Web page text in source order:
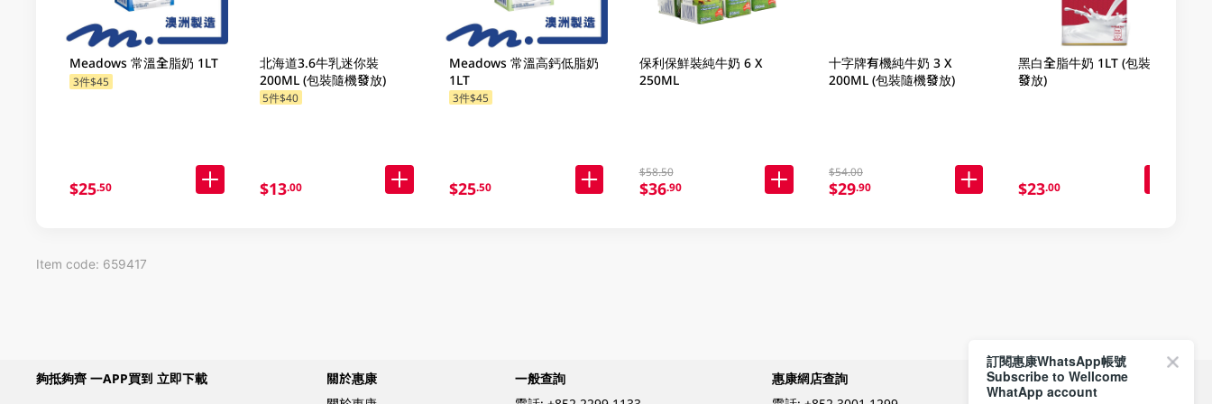
Meadows 常溫全脂奶 1LT
3件$45
$25.50
北海道3.6牛乳迷你裝
200ML (包裝隨機發放)
5件$40
$13.00
Meadows 常溫高鈣低脂奶
1LT
3件$45
$25.50
保利保鮮裝純牛奶 6 X
250ML
$58.50
$36.90
十字牌有機純牛奶 3 X
200ML (包裝隨機發放)
$54.00
$29.90
黑白全脂牛奶 1LT (包裝隨機
發放)
$23.00
Item code: 659417
夠抵夠齊 一APP買到 立即下載
關於惠康
一般查詢
惠康網店查詢
付款方式
訂閱惠康WhatsApp帳號
Subscribe to Wellcome
WhatApp account